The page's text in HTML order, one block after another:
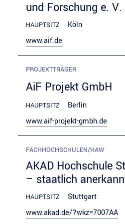
und Forschung e. V.
HAUPTSITZ
Köln
www.aif.de
PROJEKTTRÄGER
AiF Projekt GmbH
HAUPTSITZ
Berlin
www.aif-projekt-gmbh.de
FACHHOCHSCHULEN/HAW
AKAD Hochschule
– staatlich
HAUPTSITZ
Stuttgart
www.akad.de/?wkz=7007AA